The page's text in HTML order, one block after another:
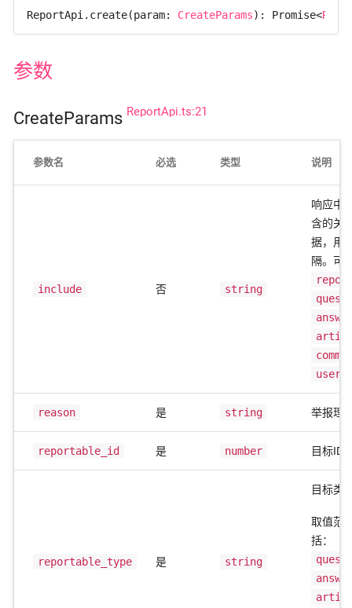
ReportApi.create(param: CreateParams): Promise<
参数
CreateParams ReportApi.ts:21
参数名 必选 类型 说明
include 否 string
响应中
含的关
据，用
隔。可
user
reason 是 string 举报理
reportable_id 是 number 目标ID
reportable_type 是 string
目标类
取值范
括：